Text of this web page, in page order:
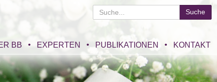
BB EXPERTEN PUBLIKATIONEN KONTAKT